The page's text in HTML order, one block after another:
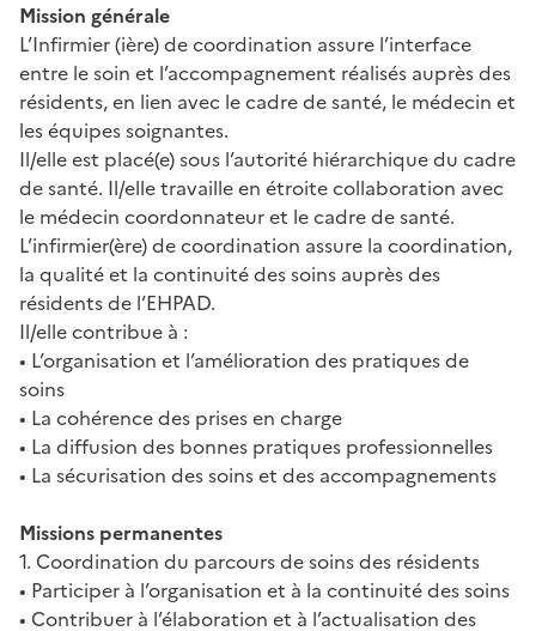
Mission générale
L’Infirmier (ière) de coordination assure l’interface
entre le soin et l’accompagnement réalisés auprès des
résidents, en lien avec le cadre de santé, le médecin et
les équipes soignantes.
Il/elle est placé(e) sous l’autorité hiérarchique du cadre
de santé. Il/elle travaille en étroite collaboration avec
le médecin coordonnateur et le cadre de santé.
L’infirmier(ère) de coordination assure la coordination,
la qualité et la continuité des soins auprès des
résidents de l’EHPAD.
Il/elle contribue à :
• L’organisation et l’amélioration des pratiques de
soins
• La cohérence des prises en charge
• La diffusion des bonnes pratiques professionnelles
• La sécurisation des soins et des accompagnements
Missions permanentes
1. Coordination du parcours de soins des résidents
• Participer à l’organisation et à la continuité des soins
• Contribuer à l’élaboration et à l’actualisation des